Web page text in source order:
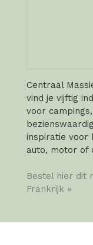
Centraal
vind je vijftig
voor
inspiratie voor
auto, motor of
Bestel hier dit
Frankrijk »